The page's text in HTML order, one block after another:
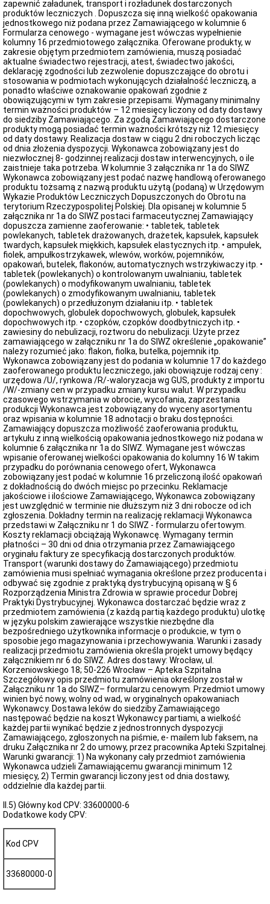
zapewnić załadunek, transport i rozładunek dostarczonych
produktów leczniczych . Dopuszcza się inną wielkość opakowania
jednostkowego niż podana przez Zamawiającego w kolumnie 6
Formularza cenowego - wymagane jest wówczas wypełnienie
kolumny 16 przedmiotowego załącznika. Oferowane produkty, w
zakresie objętym przedmiotem zamówienia, muszą posiadać
aktualne świadectwo rejestracji, atest, świadectwo jakości,
deklarację zgodności lub zezwolenie dopuszczające do obrotu i
stosowania w podmiotach wykonujących działalność leczniczą, a
ponadto właściwe oznakowanie opakowań zgodnie z
obowiązującymi w tym zakresie przepisami. Wymagany minimalny
termin ważności produktów – 12 miesięcy liczony od daty dostawy
do siedziby Zamawiającego. Za zgodą Zamawiającego dostarczone
produkty mogą posiadać termin ważności krótszy niż 12 miesięcy
od daty dostawy. Realizacja dostaw w ciągu 2 dni roboczych licząc
od dnia złożenia dyspozycji. Wykonawca zobowiązany jest do
niezwłocznej 8- godzinnej realizacji dostaw interwencyjnych, o ile
zaistnieje taka potrzeba. W kolumnie 3 załącznika nr 1a do SIWZ
Wykonawca zobowiązany jest podać nazwę handlową oferowanego
produktu tożsamą z nazwą produktu użytą (podaną) w Urzędowym
Wykazie Produktów Leczniczych Dopuszczonych do Obrotu na
terytorium Rzeczypospolitej Polskiej. Dla opisanej w kolumnie 5
załącznika nr 1a do SIWZ postaci farmaceutycznej Zamawiający
dopuszcza zamienne zaoferowanie: • tabletek, tabletek
powlekanych, tabletek drażowanych, drażetek, kapsułek, kapsułek
twardych, kapsułek miękkich, kapsułek elastycznych itp. • ampułek,
fiolek, ampułkostrzykawek, wlewów, worków, pojemników,
opakowań, butelek, flakonów, automatycznych wstrzykiwaczy itp. •
tabletek (powlekanych) o kontrolowanym uwalnianiu, tabletek
(powlekanych) o modyfikowanym uwalnianiu, tabletek
(powlekanych) o zmodyfikowanym uwalnianiu, tabletek
(powlekanych) o przedłużonym działaniu itp. • tabletek
dopochwowych, globulek dopochwowych, globulek, kapsułek
dopochwowych itp. • czopków, czopków doodbytniczych itp. •
zawiesiny do nebulizacji, roztworu do nebulizacji. Użyte przez
zamawiającego w załączniku nr 1a do SIWZ określenie „opakowanie”
należy rozumieć jako: flakon, fiolka, butelka, pojemnik itp.
Wykonawca zobowiązany jest do podania w kolumnie 17 do każdego
zaoferowanego produktu leczniczego, jaki obowiązuje rodzaj ceny :
urzędowa /U/, rynkowa /R/-waloryzacja wg GUS, produkty z importu
/W/-zmiany cen w przypadku zmiany kursu walut. W przypadku
czasowego wstrzymania w obrocie, wycofania, zaprzestania
produkcji Wykonawca jest zobowiązany do wyceny asortymentu
oraz wpisania w kolumnie 18 adnotacji o braku dostępności.
Zamawiający dopuszcza możliwość zaoferowania produktu,
artykułu z inną wielkością opakowania jednostkowego niż podana w
kolumnie 6 załącznika nr 1a do SIWZ. Wymagane jest wówczas
wpisanie oferowanej wielkości opakowania do kolumny 16 W takim
przypadku do porównania cenowego ofert, Wykonawca
zobowiązany jest podać w kolumnie 16 przeliczoną ilość opakowań
z dokładnością do dwóch miejsc po przecinku. Reklamacje
jakościowe i ilościowe Zamawiającego, Wykonawca zobowiązany
jest uwzględnić w terminie nie dłuższym niż 3 dni robocze od ich
zgłoszenia. Dokładny termin na realizację reklamacji Wykonawca
przedstawi w Załączniku nr 1 do SIWZ - formularzu ofertowym.
Koszty reklamacji obciążają Wykonawcę. Wymagany termin
płatności – 30 dni od dnia otrzymania przez Zamawiającego
oryginału faktury ze specyfikacją dostarczonych produktów.
Transport (warunki dostawy do Zamawiającego) przedmiotu
zamówienia musi spełniać wymagania określone przez producenta i
odbywać się zgodnie z praktyką dystrybucyjną opisaną w § 6
Rozporządzenia Ministra Zdrowia w sprawie procedur Dobrej
Praktyki Dystrybucyjnej. Wykonawca dostarczać będzie wraz z
przedmiotem zamówienia (z każdą partią każdego produktu) ulotkę
w języku polskim zawierające wszystkie niezbędne dla
bezpośredniego użytkownika informacje o produkcie, w tym o
sposobie jego magazynowania i przechowywania. Warunki i zasady
realizacji przedmiotu zamówienia określa projekt umowy będący
załącznikiem nr 6 do SIWZ. Adres dostawy: Wrocław, ul.
Korzeniowskiego 18; 50-226 Wrocław – Apteka Szpitalna
Szczegółowy opis przedmiotu zamówienia określony został w
Załączniku nr 1a do SIWZ– formularzu cenowym. Przedmiot umowy
winien być nowy, wolny od wad, w oryginalnych opakowaniach
Wykonawcy. Dostawa leków do siedziby Zamawiającego
następować będzie na koszt Wykonawcy partiami, a wielkość
każdej partii wynikać będzie z jednostronnych dyspozycji
Zamawiającego, zgłoszonych na piśmie, e- mailem lub faksem, na
druku Załącznika nr 2 do umowy, przez pracownika Apteki Szpitalnej.
Warunki gwarancji: 1) Na wykonany cały przedmiot zamówienia
Wykonawca udzieli Zamawiającemu gwarancji minimum 12
miesięcy, 2) Termin gwarancji liczony jest od dnia dostawy,
oddzielnie dla każdej partii.
II.5) Główny kod CPV: 33600000-6
Dodatkowe kody CPV:
Kod CPV
33680000-0